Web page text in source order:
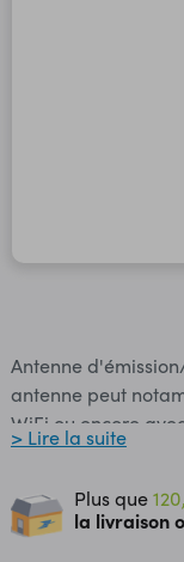
Antenne
antenne peut
WiFi ou encore
Informations sur les
Ø13 x
> Lire la suite
Plus que
la livraison